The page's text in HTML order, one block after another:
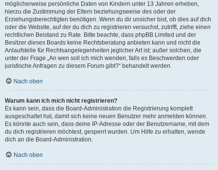
möglicherweise persönliche Daten von Kindern unter 13 Jahren erheben,
hierzu die Zustimmung der Eltern beziehungsweise des oder der
Erziehungsberechtigten benötigen. Wenn du dir unsicher bist, ob dies auf dich
oder die Website, auf der du dich zu registrieren versuchst, zutrifft, ziehe einen
rechtlichen Beistand zu Rate. Bitte beachte, dass phpBB Limited und der
Besitzer dieses Boards keine Rechtsberatung anbieten kann und nicht die
Anlaufstelle für Rechtsangelegenheiten jeglicher Art ist; außer solchen, die
unter der Frage „An wen soll ich mich wenden, falls es Beschwerden oder
juristische Anfragen zu diesem Forum gibt?“ behandelt werden.
Nach oben
Warum kann ich mich nicht registrieren?
Es kann sein, dass die Board-Administration die Registrierung komplett
ausgeschaltet hat, damit sich keine neuen Benutzer mehr anmelden können.
Es könnte auch sein, dass deine IP-Adresse oder der Benutzername, mit dem
du dich registrieren möchtest, gesperrt wurden. Um Hilfe zu erhalten, wende
dich an die Board-Administration.
Nach oben